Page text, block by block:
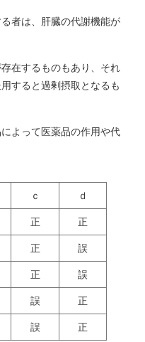
者は、肝臓の代謝機能が
在するものもあり、それ
すると過剰摂取となるも
よって医薬品の作用や代
ｃ ｄ
正 正
正 誤
正 誤
誤 正
誤 正